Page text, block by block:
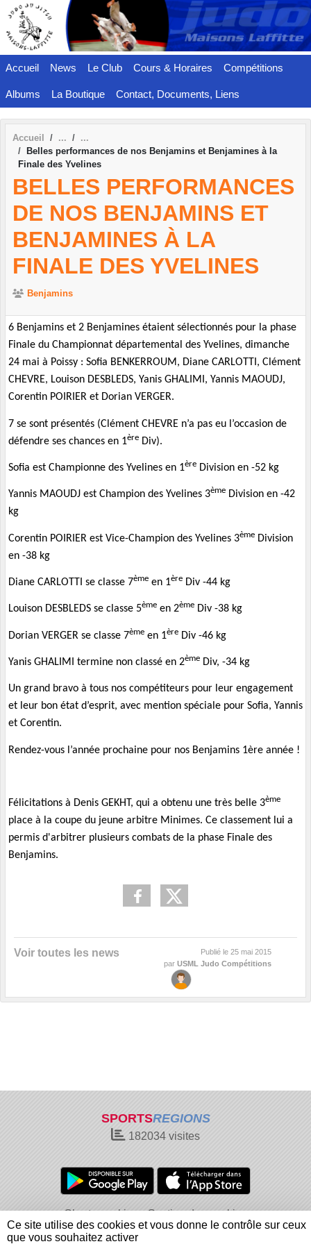
Accueil News Le Club Cours & Horaires Compétitions
Albums La Boutique Contact, Documents, Liens
Accueil
Belles performances de nos Benjamins et Benjamines à la
Finale des Yvelines
BELLES PERFORMANCES
DE NOS BENJAMINS ET
BENJAMINES À LA
FINALE DES YVELINES
Benjamins
6 Benjamins et 2 Benjamines étaient sélectionnés pour la phase
Finale du Championnat départemental des Yvelines, dimanche
24 mai à Poissy : Sofia BENKERROUM, Diane CARLOTTI, Clément
CHEVRE, Louison DESBLEDS, Yanis GHALIMI, Yannis MAOUDJ,
Corentin POIRIER et Dorian VERGER.
7 se sont présentés (Clément CHEVRE n’a pas eu l’occasion de
défendre ses chances en 1ère Div).
Sofia est Championne des Yvelines en 1ère Division en -52 kg
Yannis MAOUDJ est Champion des Yvelines 3ème Division en -42
kg
Corentin POIRIER est Vice-Champion des Yvelines 3ème Division
en -38 kg
Diane CARLOTTI se classe 7ème en 1ère Div -44 kg
Louison DESBLEDS se classe 5ème en 2ème Div -38 kg
Dorian VERGER se classe 7ème en 1ère Div -46 kg
Yanis GHALIMI termine non classé en 2ème Div, -34 kg
Un grand bravo à tous nos compétiteurs pour leur engagement
et leur bon état d’esprit, avec mention spéciale pour Sofia, Yannis
et Corentin.
Rendez-vous l’année prochaine pour nos Benjamins 1ère année !
Félicitations à Denis GEKHT, qui a obtenu une très belle 3ème
place à la coupe du jeune arbitre Minimes. Ce classement lui a
permis d'arbitrer plusieurs combats de la phase Finale des
Benjamins.
Voir toutes les news Publié le 25 mai 2015
par USML Judo Compétitions
SPORTSREGIONS
182034 visites
Charte cookies
Gestion des cookies
Informations légales
Signaler un contenu inapproprié
Panneau de gestion des cookies
Ce site utilise des cookies et vous donne le contrôle sur ceux
que vous souhaitez activer